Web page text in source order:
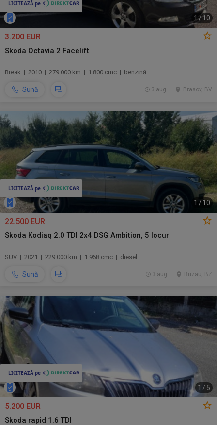
1/10
3.200 EUR
Skoda Octavia 2 Facelift
Break | 2010 | 279.000 km | 1.800 cmc | benzină
Sună Brasov, BV
3 aug.
1 /10
22.500 EUR
Skoda Kodiaq 2.0 TDI 2x4 DSG Ambition, 5 locuri
SUV | 2021 | 229.000 km | 1.968 cmc | diesel
Sună Buzau, BZ
3 aug.
1 / 5
5.200 EUR
Skoda rapid 1.6 TDI